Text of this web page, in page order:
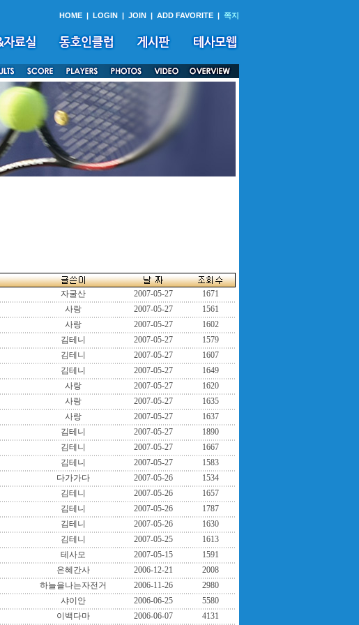
HOME | LOGIN | JOIN | ADD FAVORITE | 쪽지
자굴산 2007-05-27
1671
사랑 2007-05-27
1561
사랑 2007-05-27
1602
김테니 2007-05-27
1579
김테니 2007-05-27
1607
김테니 2007-05-27
1649
사랑 2007-05-27
1620
사랑 2007-05-27
1635
사랑 2007-05-27
1637
김테니 2007-05-27
1890
김테니 2007-05-27
1667
김테니 2007-05-27
1583
다가가다 2007-05-26
1534
김테니 2007-05-26
1657
김테니 2007-05-26
1787
김테니 2007-05-26
1630
김테니 2007-05-25
1613
테사모 2007-05-15
1591
은혜간사 2006-12-21
2008
하늘을나는자전거 2006-11-26
2980
샤이안 2006-06-25
5580
이백다마 2006-06-07 4131